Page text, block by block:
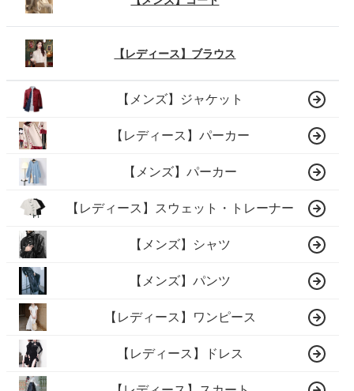
【レディース】ブラウス
【メンズ】ジャケット
【レディース】パーカー
【メンズ】パーカー
【レディース】スウェット・トレーナー
【メンズ】シャツ
【メンズ】パンツ
【レディース】ワンピース
【レディース】ドレス